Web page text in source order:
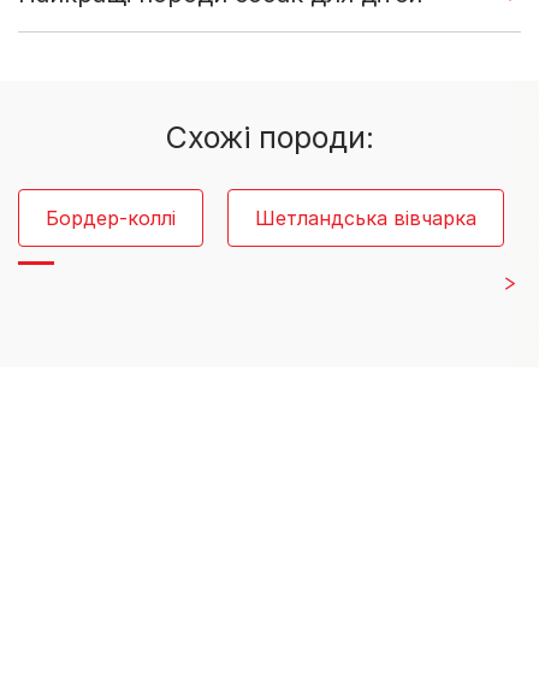
Cхожі породи:
Бордер-коллі Шетландська вівчарка